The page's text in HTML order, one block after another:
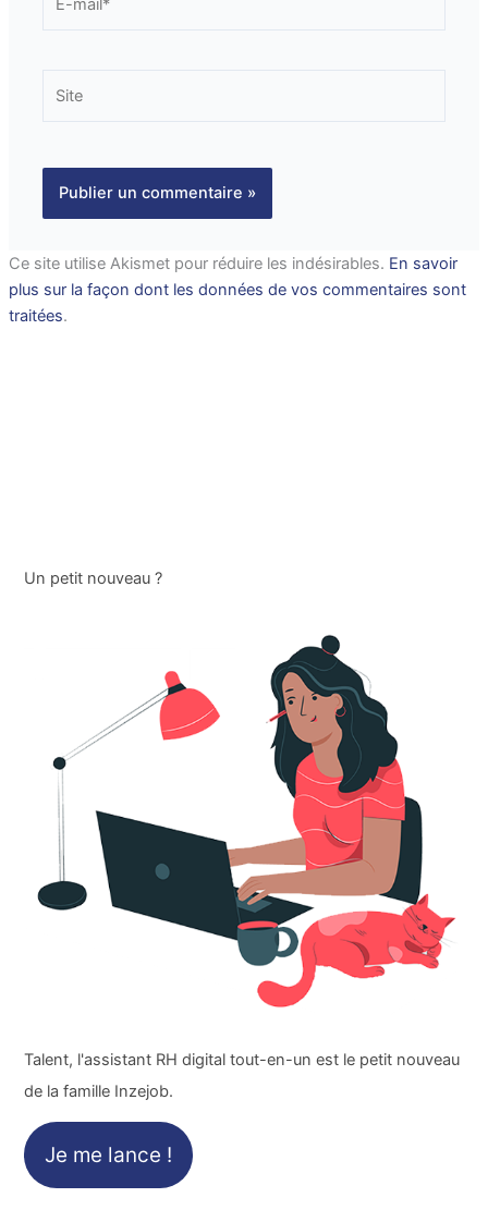
mail*
Ce site utilise Akismet pour réduire les indésirables. En savoir
plus sur la façon dont les données de vos commentaires sont
traitées.
Un petit nouveau ?
Talent, l'assistant RH digital tout-en-un est le petit nouveau
de la famille Inzejob.
Je me lance !